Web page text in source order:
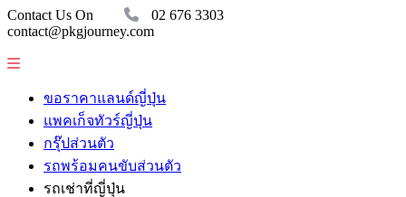
Contact Us On
02 676 3303
contact@pkgjourney.com
ขอราคาแลนด์ญี่ปุ่น
แพคเก็จทัวร์ญี่ปุ่น
กรุ๊ปส่วนตัว
รถพร้อมคนขับส่วนตัว
รถเช่าที่ญี่ปุ่น